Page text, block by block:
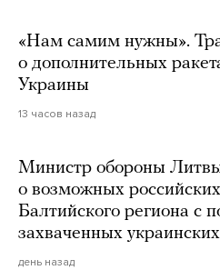
«Нам самим нужны».
о дополнительных
Украины
13 часов назад
Министр обороны
о возможных
Балтийского региона с
захваченных
день назад